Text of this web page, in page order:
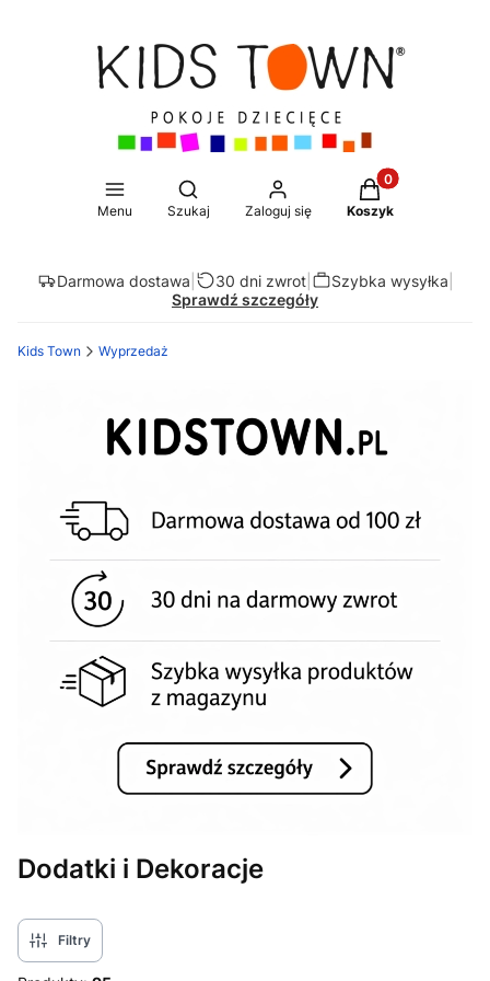
Menu
Otwórz wyszukiwarkę
Szukaj Zaloguj się
Produkty w
Koszyk
Darmowa dostawa 30 dni zwrot| Szybka wysyłka
Sprawdź szczegóły
Kids Town Wyprzedaż
Dodatki i Dekoracje
Filtry